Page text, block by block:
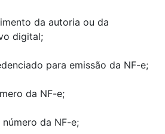
da autoria ou da
digital;
para emissão da NF-e;
da NF-e;
da NF-e;